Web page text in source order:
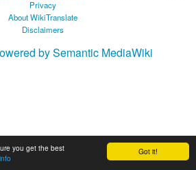
Got it!
you get the best
Privacy
About WikiTranslate
Disclaimers
by Semantic MediaWiki